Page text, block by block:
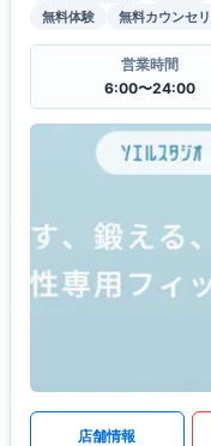
無料体験
無料カウンセ
営業時間
6:00〜24:00
店舗情報